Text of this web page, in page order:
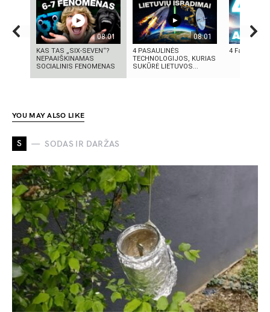
08:01
KAS TAS „SIX-SEVEN“?
NEPAAIŠKINAMAS
SOCIALINIS FENOMENAS
08:01
4 PASAULINĖS
TECHNOLOGIJOS, KURIAS
SUKŪRĖ LIETUVOS...
4 Faktai
YOU MAY ALSO LIKE
S SODAS IR DARŽAS